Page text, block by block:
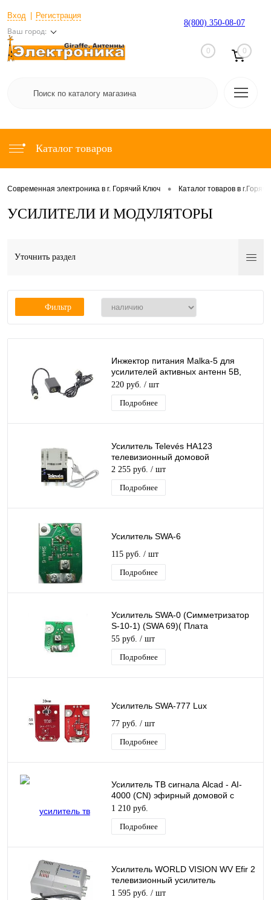
Вход Регистрация
Ваш город:
8(800) 350-08-07
0 0
Каталог товаров
Современная электроника в г. Горячий Ключ • Каталог товаров в
УСИЛИТЕЛИ И МОДУЛЯТОРЫ
Уточнить раздел
Фильтр
Инжектор питания Malka-5 для
усилителей активных антенн 5В,
встроенный USB шнур питания
220 руб. / шт
Подробнее
Усилитель Televés HA123
телевизионный домовой
2 255 руб. / шт
Подробнее
Усилитель SWA-6
115 руб. / шт
Подробнее
Усилитель SWA-0 (Симметризатор
S-10-1) (SWA 69)( Плата
согласования)
55 руб. / шт
Подробнее
Усилитель SWA-777 Lux
77 руб. / шт
Подробнее
Усилитель ТВ сигнала Alcad - АI-
4000 (CN) эфирный домовой с
регулировкой уровня, 4 выхода
1 210 руб.
Подробнее
Усилитель WORLD VISION WV Efir 2
телевизионный усилитель
коттеджного типа
1 595 руб. / шт